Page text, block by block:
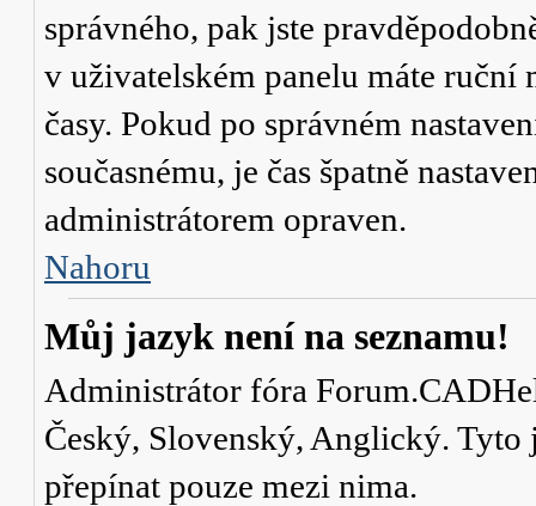
správného, pak jste
v uživatelském panelu máte ruční
časy. Pokud po správném
současnému, je čas špatně
administrátorem opraven.
Nahoru
Můj jazyk není na seznamu!
Administrátor fóra
Český, Slovenský, Anglický.
přepínat pouze mezi nima.